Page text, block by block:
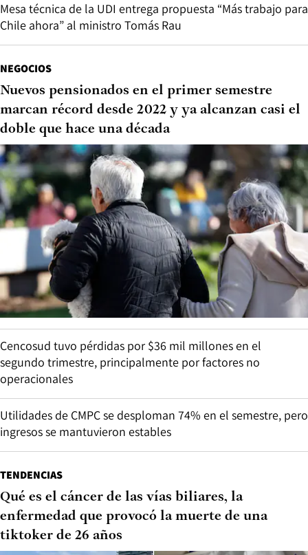
Mesa técnica de la UDI entrega propuesta “Más trabajo para
Chile ahora” al ministro Tomás Rau
NEGOCIOS
Nuevos pensionados en el primer semestre
marcan récord desde 2022 y ya alcanzan casi el
doble que hace una década
Cencosud tuvo pérdidas por $36 mil millones en el
segundo trimestre, principalmente por factores no
operacionales
Utilidades de CMPC se desploman 74% en el semestre, pero
ingresos se mantuvieron estables
TENDENCIAS
Qué es el cáncer de las vías biliares, la
enfermedad que provocó la muerte de una
tiktoker de 26 años